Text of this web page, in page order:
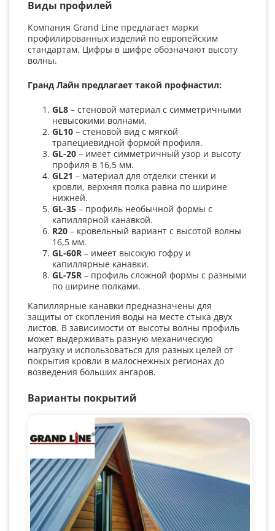
Виды профилей
Компания Grand Line предлагает марки
профилированных изделий по европейским
стандартам. Цифры в шифре обозначают высоту
волны.
Гранд Лайн предлагает такой профнастил:
GL8 – стеновой материал с симметричными
невысокими волнами.
GL10 – стеновой вид с мягкой
трапециевидной формой профиля.
GL-20 – имеет симметричный узор и высоту
профиля в 16,5 мм.
GL21 – материал для отделки стенки и
кровли, верхняя полка равна по ширине
нижней.
GL-35 – профиль необычной формы с
капиллярной канавкой.
R20 – кровельный вариант с высотой волны
16,5 мм.
GL-60R – имеет высокую гофру и
капиллярные канавки.
GL-75R – профиль сложной формы с разными
по ширине полками.
Капиллярные канавки предназначены для
защиты от скопления воды на месте стыка двух
листов. В зависимости от высоты волны профиль
может выдерживать разную механическую
нагрузку и использоваться для разных целей от
покрытия кровли в малоснежных регионах до
возведения больших ангаров.
Варианты покрытий